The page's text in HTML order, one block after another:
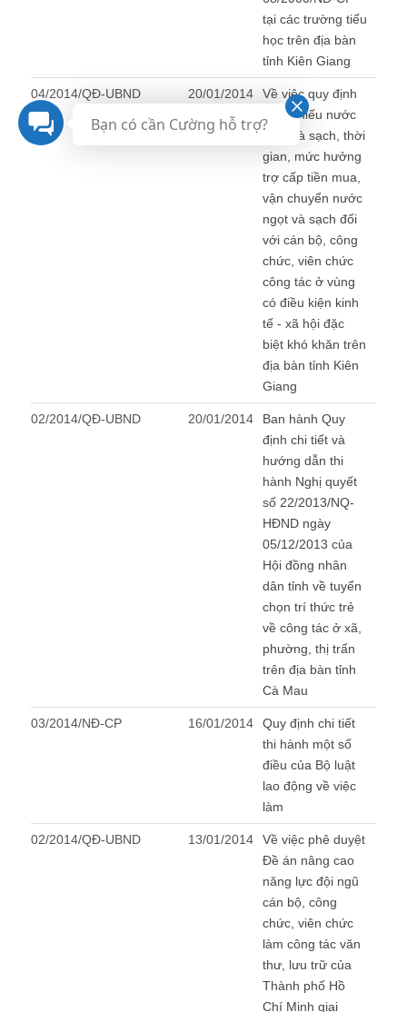
tại các trường tiểu
học trên địa bàn
tỉnh Kiên Giang
04/2014/QĐ-UBND 20/01/2014
Về việc quy định
vùng thiếu nước
ngọt và sạch, thời
gian, mức hưởng
trợ cấp tiền mua,
vận chuyển nước
ngọt và sạch đối
với cán bộ, công
chức, viên chức
công tác ở vùng
có điều kiện kinh
tế - xã hội đặc
biệt khó khăn trên
địa bàn tỉnh Kiên
Giang
02/2014/QĐ-UBND 20/01/2014
Ban hành Quy
định chi tiết và
hướng dẫn thi
hành Nghị quyết
số 22/2013/NQ-
HĐND ngày
05/12/2013 của
Hội đồng nhân
dân tỉnh về tuyển
chọn trí thức trẻ
về công tác ở xã,
phường, thị trấn
trên địa bàn tỉnh
Cà Mau
03/2014/NĐ-CP 16/01/2014
Quy định chi tiết
thi hành một số
điều của Bộ luật
lao động về việc
làm
02/2014/QĐ-UBND 13/01/2014
Về việc phê duyệt
Đề án nâng cao
năng lực đội ngũ
cán bộ, công
chức, viên chức
làm công tác văn
thư, lưu trữ của
Thành phố Hồ
Chí Minh giai
Bạn có cần Cường hỗ trợ?